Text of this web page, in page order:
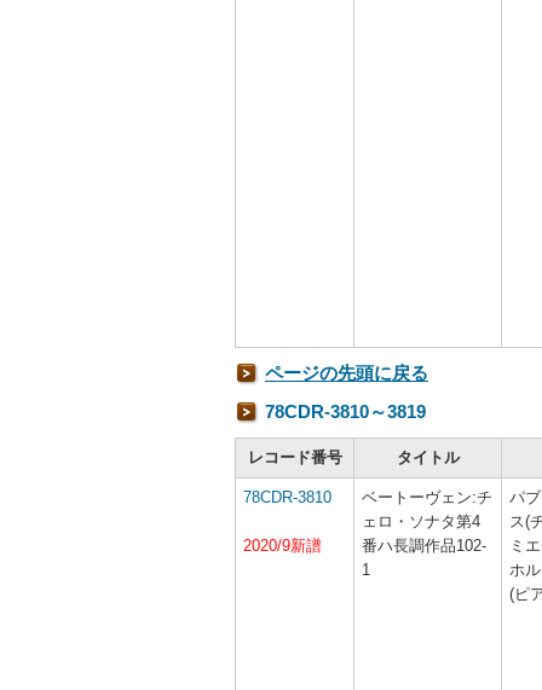
ページの先頭に戻る
78CDR-3810～3819
レコード番号 タイトル
78CDR-3810
2020/9新譜
ベートーヴェン:チ
ェロ・ソナタ第4
番ハ長調作品102-
1
パ
ス(
ミ
ホ
(ピ